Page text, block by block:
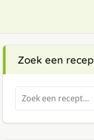
Zoek een
Zoeken
naar: